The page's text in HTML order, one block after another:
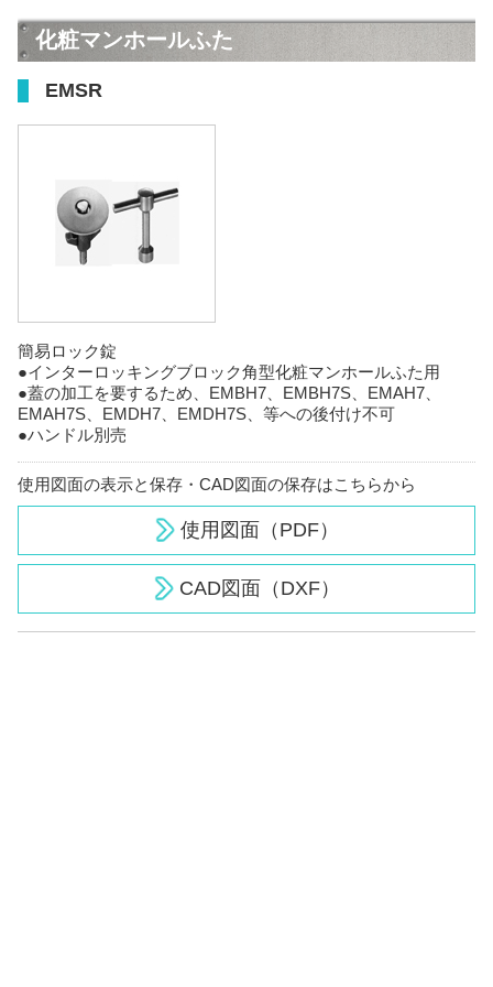
化粧マンホールふた
EMSR
簡易ロック錠
●インターロッキングブロック角型化粧マンホールふた用
●蓋の加工を要するため、EMBH7、EMBH7S、EMAH7、
EMAH7S、EMDH7、EMDH7S、等への後付け不可
●ハンドル別売
使用図面の表示と保存・CAD図面の保存はこちらから
使用図面（PDF）
CAD図面（DXF）